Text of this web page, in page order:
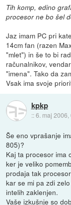
Tih komp, edino
procesor ne bo šel
Jaz imam PC pri
14cm fan (razen
"mlet") in še to bi
računalnikov,
"imena". Tako da
Vsak ima svoje
kpkp
::6. maj 2006,
Še eno vprašanje
805)?
Kaj ta procesor ima
ker je veliko
prodaja tak
kar se mi pa zdi
intelih zaklenjen.
Vaše izkušnje so